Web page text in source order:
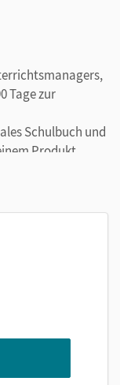
Tage zur
Schulbuch und
Produkt.
er Ihre